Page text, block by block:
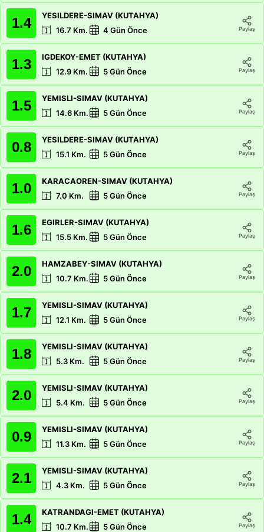
1.4
YESILDERE-SIMAV (KUTAHYA)
16.7 Km. 4 Gün Önce Paylaş
1.3
IGDEKOY-EMET (KUTAHYA)
12.9 Km. 5 Gün Önce Paylaş
1.5
YEMISLI-SIMAV (KUTAHYA)
14.6 Km. 5 Gün Önce Paylaş
0.8
YESILDERE-SIMAV (KUTAHYA)
15.1 Km. 5 Gün Önce Paylaş
1.0
KARACAOREN-SIMAV (KUTAHYA)
7.0 Km. 5 Gün Önce Paylaş
1.6
EGIRLER-SIMAV (KUTAHYA)
15.5 Km. 5 Gün Önce Paylaş
2.0
HAMZABEY-SIMAV (KUTAHYA)
10.7 Km. 5 Gün Önce Paylaş
1.7
YEMISLI-SIMAV (KUTAHYA)
12.1 Km. 5 Gün Önce Paylaş
1.8
YEMISLI-SIMAV (KUTAHYA)
5.3 Km. 5 Gün Önce Paylaş
2.0
YEMISLI-SIMAV (KUTAHYA)
5.4 Km. 5 Gün Önce Paylaş
0.9
YEMISLI-SIMAV (KUTAHYA)
11.3 Km. 5 Gün Önce Paylaş
2.1
YEMISLI-SIMAV (KUTAHYA)
4.3 Km. 5 Gün Önce Paylaş
1.4
KATRANDAGI-EMET (KUTAHYA)
10.7 Km. 5 Gün Önce Paylaş